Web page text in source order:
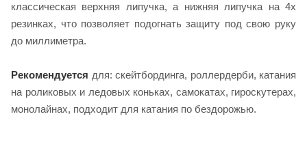
классическая верхняя липучка, а нижняя липучка на 4х
резинках, что позволяет подогнать защиту под свою руку
до миллиметра.
Рекомендуется для: скейтбординга, роллердерби, катания
на роликовых и ледовых коньках, самокатах, гироскутерах,
монолайнах, подходит для катания по бездорожью.